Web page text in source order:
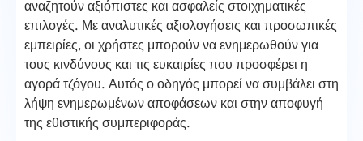
αναζητούν αξιόπιστες και ασφαλείς στοιχηματικές
επιλογές. Με αναλυτικές αξιολογήσεις και προσωπικές
εμπειρίες, οι χρήστες μπορούν να ενημερωθούν για
τους κινδύνους και τις ευκαιρίες που προσφέρει η
αγορά τζόγου. Αυτός ο οδηγός μπορεί να συμβάλει στη
λήψη ενημερωμένων αποφάσεων και στην αποφυγή
της εθιστικής συμπεριφοράς.